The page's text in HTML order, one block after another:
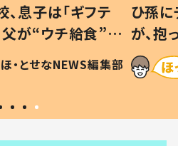
息子は「ギフテ
が“ウチ給食”を
由とは #令和の親
ほ・とせなNEWS編集部
ひ孫
が、
「涙が
い」